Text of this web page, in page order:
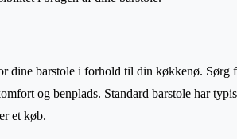
barstole i forhold til din køkkenø. Sørg
og benplads. Standard barstole har
et køb.